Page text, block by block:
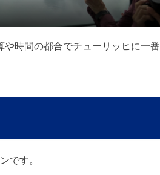
時間の都合でチューリッヒに一番
です。